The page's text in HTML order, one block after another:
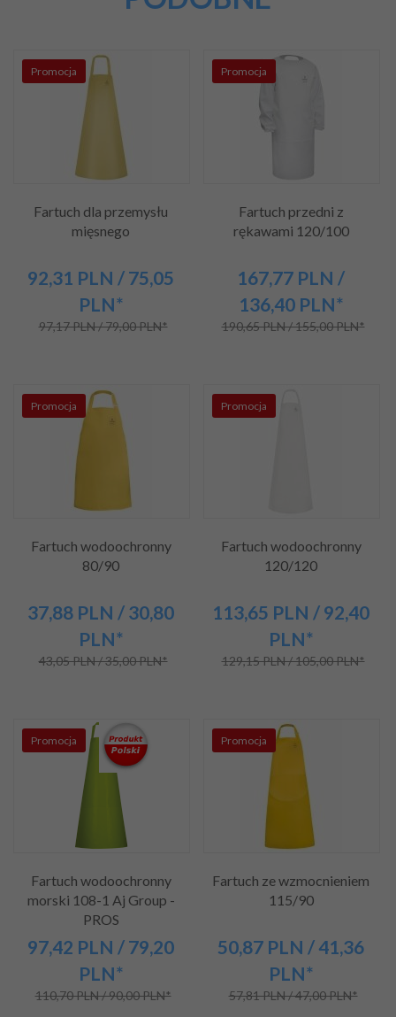
Promocja
Fartuch dla przemysłu
mięsnego
92,31 PLN / 75,05
PLN*
97,17 PLN / 79,00 PLN*
Promocja
Fartuch przedni z
rękawami 120/100
167,77 PLN /
136,40 PLN*
190,65 PLN / 155,00 PLN*
Promocja
Fartuch wodoochronny
80/90
37,88 PLN / 30,80
PLN*
43,05 PLN / 35,00 PLN*
Promocja
Fartuch wodoochronny
120/120
113,65 PLN / 92,40
PLN*
129,15 PLN / 105,00 PLN*
Promocja
Fartuch wodoochronny
morski 108-1 Aj Group -
PROS
97,42 PLN / 79,20
PLN*
110,70 PLN / 90,00 PLN*
Promocja
Fartuch ze wzmocnieniem
115/90
50,87 PLN / 41,36
PLN*
57,81 PLN / 47,00 PLN*